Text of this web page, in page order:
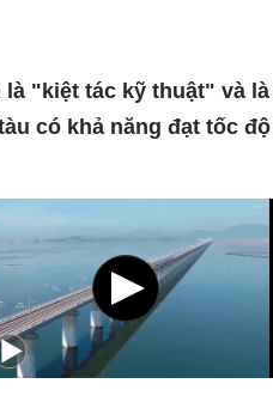
"kiệt tác kỹ thuật" và
có khả năng đạt tốc